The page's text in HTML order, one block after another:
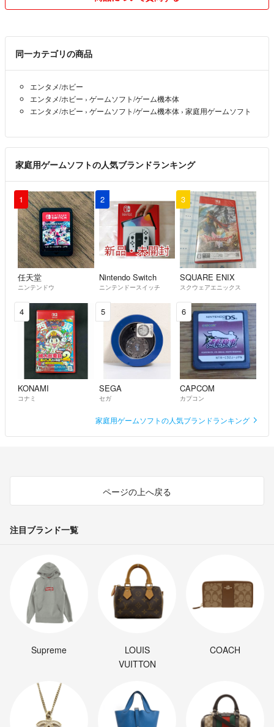
【方針】
があればコメントください。）
支払いはできるだけ購入と同時にお済ませください。
コメントは1日を過ぎた段階で気付いたものから削除させて頂きます。
【ブログ】
https://www.basao830.com/
こちらのブログでは、
同一カテゴリの商品
エンタメ/ホビー
エンタメ/ホビー › ゲームソフト/ゲーム機本体
エンタメ/ホビー › ゲームソフト/ゲーム機本体 › 家庭用ゲームソフト
家庭用ゲームソフトの人気ブランドランキング
1
任天堂
ニンテンドウ
2
Nintendo Switch
ニンテンドースイッチ
3
SQUARE ENIX
スクウェアエニックス
4
KONAMI
コナミ
5
SEGA
セガ
6
CAPCOM
カプコン
家庭用ゲームソフトの人気ブランドランキング
ページの上へ戻る
注目ブランド一覧
Supreme
LOUIS
VUITTON
COACH